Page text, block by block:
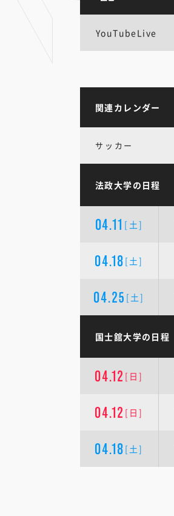
YouTubeLive
関連カレンダー
サッカー
法政大学の日程
04.11 [土]
04.18 [土]
04.25 [土]
国士舘大学の日程
04.12 [日]
04.12 [日]
04.18 [土]